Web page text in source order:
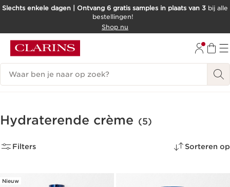
DOORGAAN NAAR INHOUD
Slechts enkele dagen | Ontvang 6 gratis samples in plaats van 3 bij alle
bestellingen!
Shop nu
Zoekgeschiedenis
Hydraterende crème (5)
Filters Sorteren op
Nieuw